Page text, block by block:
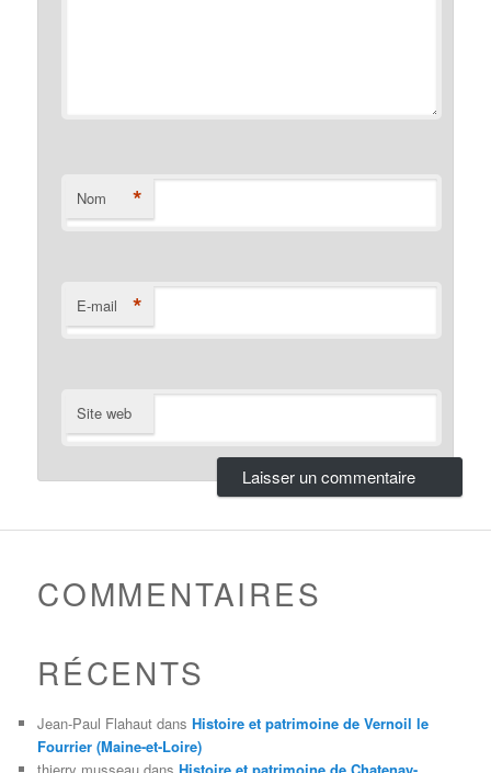
Nom *
E-mail *
Site web
COMMENTAIRES
RÉCENTS
Jean-Paul Flahaut dansHistoire et patrimoine de Vernoil le
Fourrier (Maine-et-Loire)